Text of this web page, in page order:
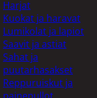
Harjat
Kuokat ja haravat
Lumikolat ja lapiot
Saavit ja astiat
Sahat ja
puutarhasakset
Reppuruiskut ja